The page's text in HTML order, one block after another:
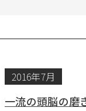
2016年7月
一流の頭脳の磨